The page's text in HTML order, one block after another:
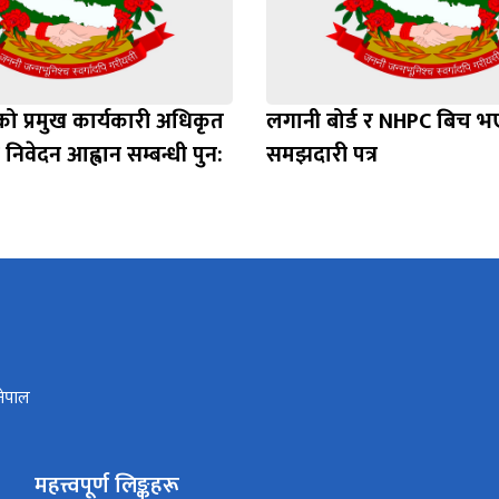
प्रमुख कार्यकारी अधिकृत
आह्वान सम्बन्धी पुन:
लगानी बोर्ड र NHPC बिच
समझदारी पत्र
महत्त्वपूर्ण लिङ्कहरू